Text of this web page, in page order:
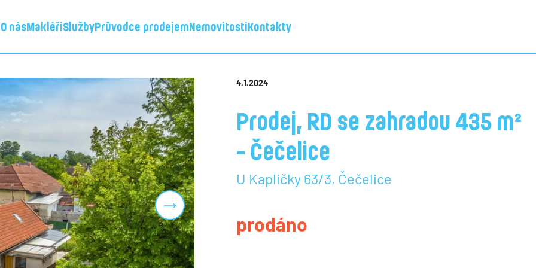
O násMakléřiSlužbyPrůvodce prodejemNemovitostiKontakty
4.1.2024
Prodej, RD se zahradou 435 m²
- Čečelice
U Kapličky 63/3, Čečelice
prodáno
Next